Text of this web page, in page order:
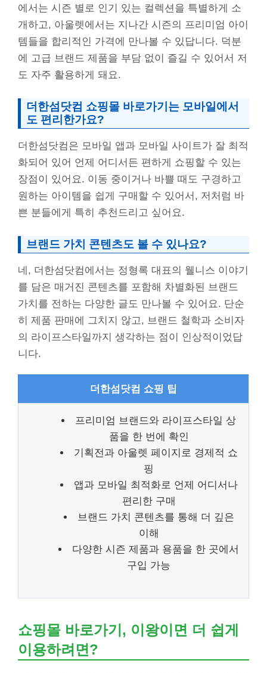
에서는 시즌 별로 인기 있는 컬렉션을 특별하게 소
개하고, 아울렛에서는 지나간 시즌의 프리미엄 아이
템들을 합리적인 가격에 만나볼 수 있답니다. 덕분
에 고급 브랜드 제품을 부담 없이 즐길 수 있어서 저
도 자주 활용하게 돼요.
더한섬닷컴 쇼핑몰 바로가기는 모바일에서
도 편리한가요?
더한섬닷컴은 모바일 앱과 모바일 사이트가 잘 최적
화되어 있어 언제 어디서든 편하게 쇼핑할 수 있는
장점이 있어요. 이동 중이거나 바쁠 때도 구경하고
원하는 아이템을 쉽게 구매할 수 있어서, 저처럼 바
쁜 분들에게 특히 추천드리고 싶어요.
브랜드 가치 콘텐츠도 볼 수 있나요?
네, 더한섬닷컴에서는 정형록 대표의 웰니스 이야기
를 담은 매거진 콘텐츠를 포함해 차별화된 브랜드
가치를 전하는 다양한 글도 만나볼 수 있어요. 단순
히 제품 판매에 그치지 않고, 브랜드 철학과 소비자
의 라이프스타일까지 생각하는 점이 인상적이었답
니다.
더한섬닷컴 쇼핑 팁
프리미엄 브랜드와 라이프스타일 상
품을 한 번에 확인
기획전과 아울렛 페이지로 경제적 쇼
핑
앱과 모바일 최적화로 언제 어디서나
편리한 구매
브랜드 가치 콘텐츠를 통해 더 깊은
이해
다양한 시즌 제품과 용품을 한 곳에서
구입 가능
쇼핑몰 바로가기, 이왕이면 더 쉽게
이용하려면?